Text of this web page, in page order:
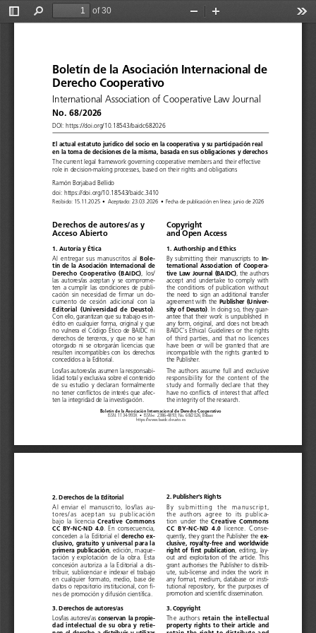
Toggle
Find
of 30
Zoom
Boletín de la Asociación Internacional de Derecho Cooperativo
ISSN: 1134-993X •  ISSN-e: 2386-4893, No. 68/2026, Bilbao
https://www.baidc.deusto.es
Boletín de la Asociación Internacional de
Derecho Cooperativo
International Association of Cooperative Law Journal
No. 68/2026
DOI: https://doi.org/10.18543/baidc682026
El actual estatuto jurídico del socio en la cooperativa y su participación real
en la toma de decisiones de la misma, basada en sus obligaciones y derechos
The current legal framework governing cooperative members and their effective
role in decision-making processes, based on their rights and obligations
Ramón Borjabad Bellido
doi: https://doi.org/10.18543/baidc.3410
Recibido: 15.11.2025 •  Aceptado: 23.03.2026 •  Fecha de publicación en línea: junio de 2026
Derechos de autores/as y
Acceso Abierto
1. Autoría y Ética
Al entregar sus manuscritos al Bole-
tín  de  la  Asociación  Internacional  de
Derecho  Cooperativo  (BAIDC) , los/
las autores/as aceptan y se comprome-
ten a cumplir las condiciones de publi-
cación sin necesidad de firmar un do-
cumento  de  cesión  adicional  con  la
Editorial  (Universidad  de  Deusto)
Con ello, garantizan que su trabajo es in-
édito en cualquier forma, original y que
no vulnera el Código Ético de BAIDC ni
derechos de terceros, y que no se han
otorgado ni se otorgarán licencias que
resulten incompatibles con los derechos
concedidos a la Editorial.
Los/las autores/as asumen la responsabi-
lidad total y exclusiva sobre el contenido
de su estudio y declaran formalmente
no tener conflictos de interés que afec-
ten la integridad de la investigación.
Copyright
and Open Access
1. Authorship and Ethics
By submitting their manuscripts to In-
ternational  Association  of  Coopera-
tive  Law  Journal  (BAIDC), the authors
accept and undertake to comply with
the conditions of publication without
the need to sign an additional transfer
agreement with the Publisher  (Univer-
sity of Deusto) . In doing so, they guar-
antee that their work is unpublished in
any form, original, and does not breach
BAIDC’s Ethical Guidelines or the rights
of third parties, and that no licences
have been or will be granted that are
incompatible with the rights granted to
the Publisher.
The authors assume full and exclusive
responsibility for the content of the
study and formally declare that they
have no conflicts of interest that affect
the integrity of the research.
2. Derechos de la Editorial
Al enviar el manuscrito, los/las au-
tores/as  aceptan  su  publicación
bajo la licencia Creative  Commons
CC  BY-NC-ND  4.0 . En consecuencia,
conceden a la Editorial el derecho ex-
clusivo, gratuito y universal para la
primera publicación, edición, maque-
tación y explotación de la obra. Esta
concesión autoriza a la Editorial a dis-
tribuir, sublicenciar e indexar el trabajo
en cualquier formato, medio, base de
datos o repositorio institucional, con fi-
nes de promoción y difusión científica.
3. Derechos de autores/as
Los/las autores/as conservan  la  propie-
dad  intelectual  de  su  obra  y  retie-
2. Publisher’s Rights
By  submitting  the  manuscript,
the  authors  agree  to  its  publica-
tion  under  the Creative  Commons
CC  BY-NC-ND  4.0
  licence.  Conse
-
quently, they grant the Publisher the ex-
clusive,  royalty-free  and  worldwide
right  of  first  publication, editing, lay-
out and exploitation of the article. This
grant authorises the Publisher to distrib-
ute, sub-license and index the work in
any format, medium, database or insti-
tutional repository, for the purposes of
promotion and scientific dissemination.
3. Copyright
The authors retain  the  intellectual
property  rights  to  their  article  and